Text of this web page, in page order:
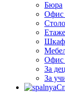
Бюра
Офис
Офис
За
За